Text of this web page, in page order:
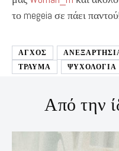
το megeia σε πάει παντού!
ΑΓΧΟΣ
ΤΡΑΥΜΑ
ΨΥΧΟΛΟΓΙΑ
Από την